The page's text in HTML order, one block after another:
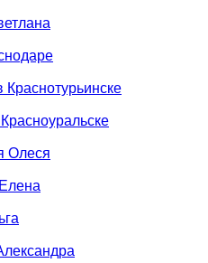
Краснотурьинске
Олеся